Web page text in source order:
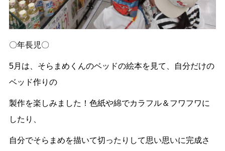
〇年長児〇
5月は、そらまめくんのベッドの絵本を見て、自分だけの
ベッド作りの
製作を楽しみました！色紙や綿でカラフル＆フワフワに
したり、
自分でそらまめを描いて切ったりして思い思いに完成さ